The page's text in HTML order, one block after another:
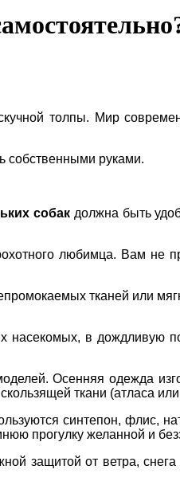
толпы. Мир
собственными руками.
собакдолжна быть
любимца. Вам не
тканей или
насекомых, в дождливую
Осенняя одежда
ткани (атласа
синтепон, флис,
прогулку желанной и
защитой от ветра,